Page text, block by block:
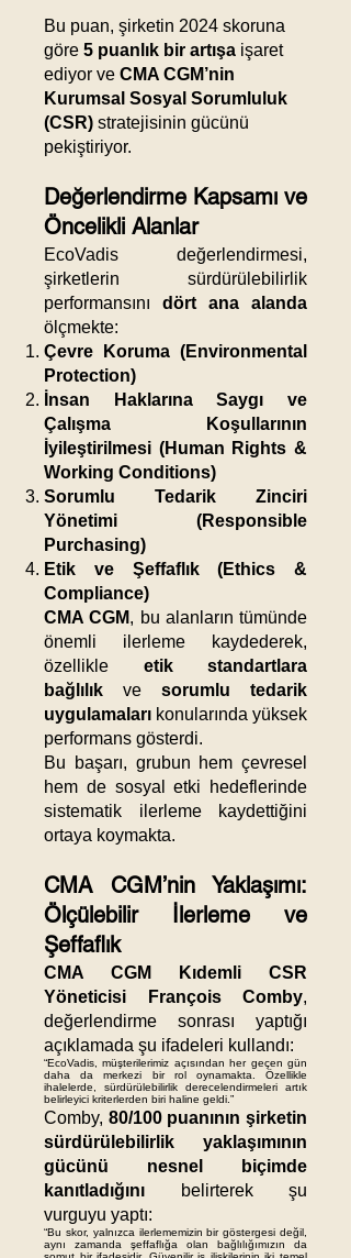
Bu puan, şirketin 2024 skoruna
göre 5 puanlık bir artışa işaret
ediyor ve CMA CGM’nin
Kurumsal Sosyal Sorumluluk
(CSR) stratejisinin gücünü
pekiştiriyor.
Değerlendirme Kapsamı ve
Öncelikli Alanlar
EcoVadis değerlendirmesi,
şirketlerin sürdürülebilirlik
performansını dört ana alanda
ölçmekte:
Çevre Koruma (Environmental
Protection)
İnsan Haklarına Saygı ve
Çalışma Koşullarının
İyileştirilmesi (Human Rights &
Working Conditions)
Sorumlu Tedarik Zinciri
Yönetimi (Responsible
Purchasing)
Etik ve Şeffaflık (Ethics &
Compliance)
CMA CGM, bu alanların tümünde
önemli ilerleme kaydederek,
özellikle etik standartlara
bağlılık ve sorumlu tedarik
uygulamaları konularında yüksek
performans gösterdi.
Bu başarı, grubun hem çevresel
hem de sosyal etki hedeflerinde
sistematik ilerleme kaydettiğini
ortaya koymakta.
CMA CGM’nin Yaklaşımı:
Ölçülebilir İlerleme ve
Şeffaflık
CMA CGM Kıdemli CSR
Yöneticisi François Comby,
değerlendirme sonrası yaptığı
açıklamada şu ifadeleri kullandı:
“EcoVadis, müşterilerimiz açısından her geçen gün
daha da merkezi bir rol oynamakta. Özellikle
ihalelerde, sürdürülebilirlik derecelendirmeleri artık
belirleyici kriterlerden biri haline geldi.”
Comby, 80/100 puanının şirketin
sürdürülebilirlik yaklaşımının
gücünü nesnel biçimde
kanıtladığını belirterek şu
vurguyu yaptı:
“Bu skor, yalnızca ilerlememizin bir göstergesi değil,
aynı zamanda şeffaflığa olan bağlılığımızın da